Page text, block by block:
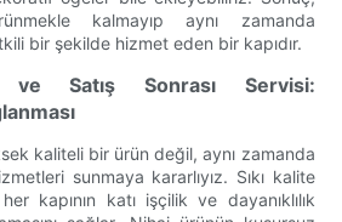
kalmayıp aynı zamanda
bir şekilde hizmet eden bir kapıdır.
Satış Sonrası Servisi:
kaliteli bir ürün değil, aynı zamanda
sunmaya kararlıyız. Sıkı kalite
kapının katı işçilik ve dayanıklılık